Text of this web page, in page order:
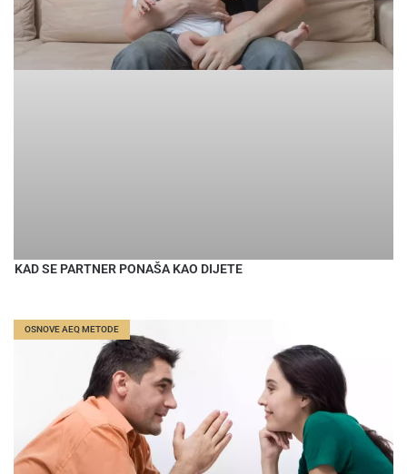
KAD SE PARTNER PONAŠA KAO DIJETE
OSNOVE AEQ METODE